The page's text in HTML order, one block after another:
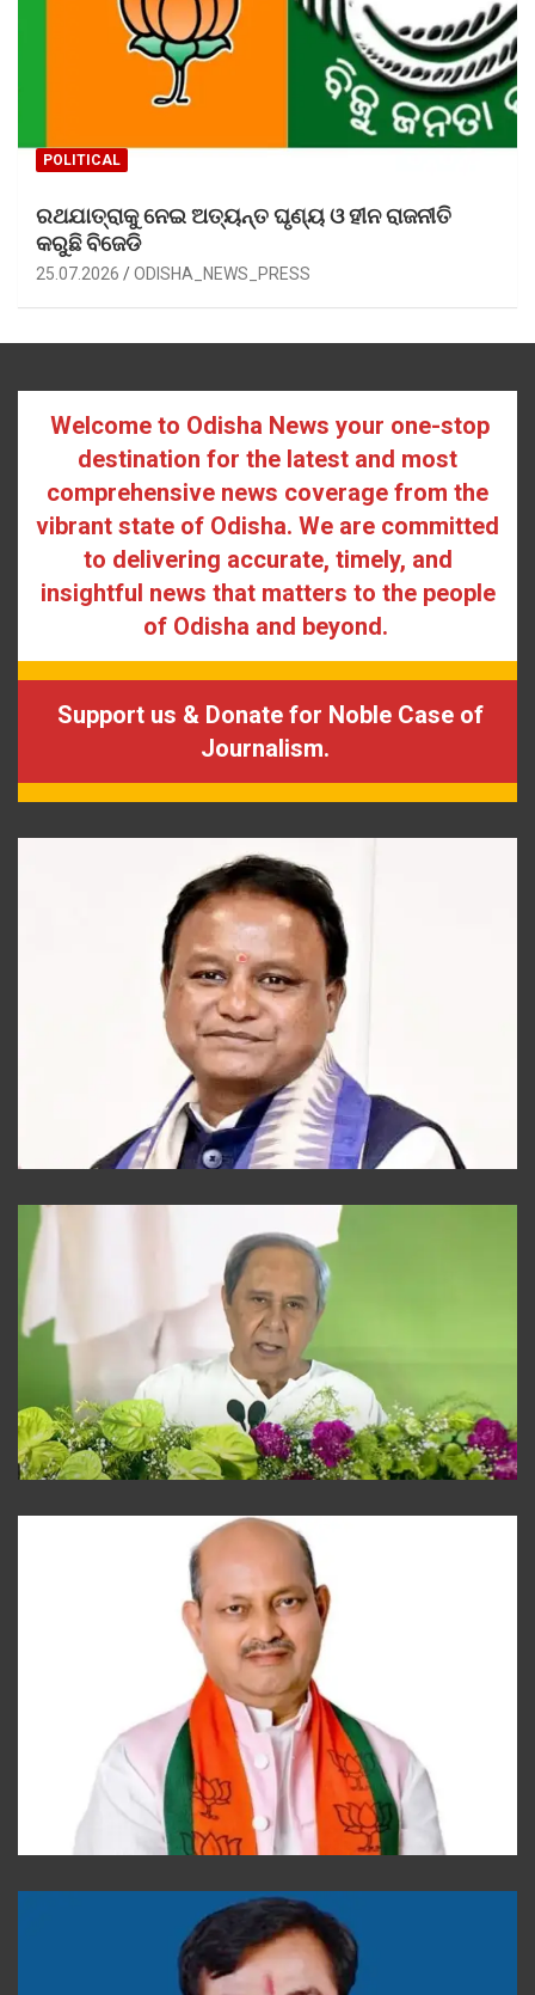
POLITICAL
ରଥଯାତ୍ରାକୁ ନେଇ ଅତ୍ୟନ୍ତ ଘୃଣ୍ୟ ଓ ହୀନ ରାଜନୀତି
କରୁଛି ବିଜେଡି
25.07.2026 ODISHA_NEWS_PRESS
Welcome to Odisha News your one-stop
destination for the latest and most
comprehensive news coverage from the
vibrant state of Odisha. We are committed
to delivering accurate, timely, and
insightful news that matters to the people
of Odisha and beyond.
Support us & Donate for Noble Case of
Journalism.